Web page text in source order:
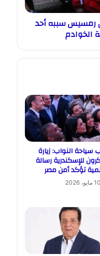
رمسيس سببه أحد
الخوادم
سياحة النواب: زيارة
للإسكندرية رسالة
تؤكد أمن مصر
10 مايو، 2026